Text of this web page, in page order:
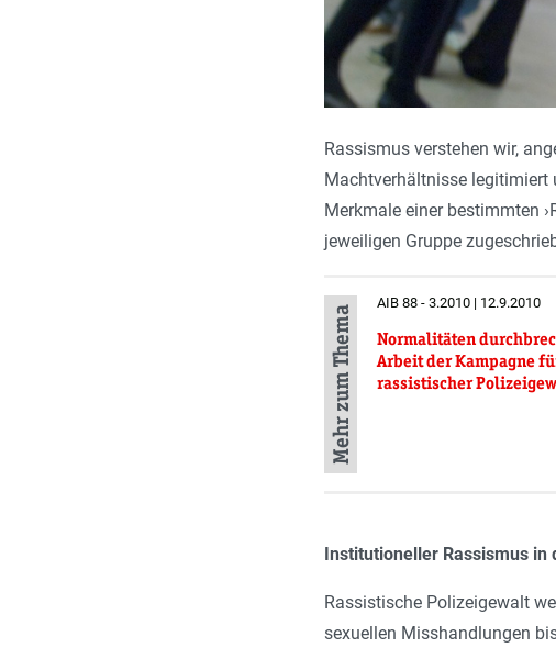
Rassismus verstehen wir,
Machtverhältnisse legitimiert
Merkmale einer bestimmten
jeweiligen Gruppe
Mehr zum Thema
AIB 88 - 3.2010 | 12.9.2010
Normalitäten
Arbeit der Kampagne
rassistischer
Institutioneller Rassismus
Rassistische Polizeigewalt
sexuellen Misshandlungen